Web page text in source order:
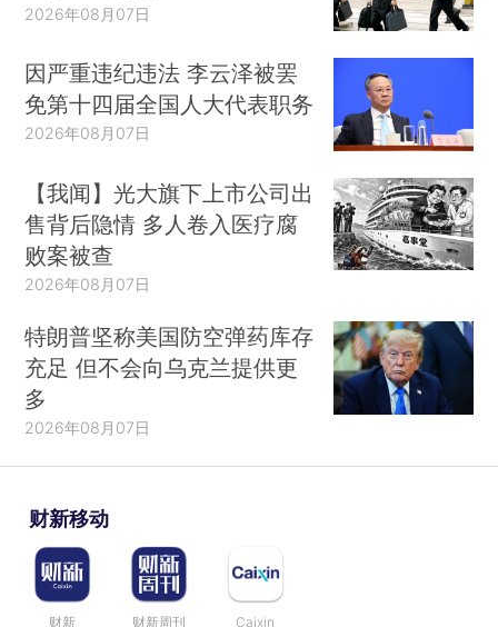
2026年08月07日
因严重违纪违法 李云泽被罢
免第十四届全国人大代表职务
2026年08月07日
【我闻】光大旗下上市公司出
售背后隐情 多人卷入医疗腐
败案被查
2026年08月07日
特朗普坚称美国防空弹药库存
充足 但不会向乌克兰提供更
多
2026年08月07日
财新移动
财新 财新周刊 Caixin